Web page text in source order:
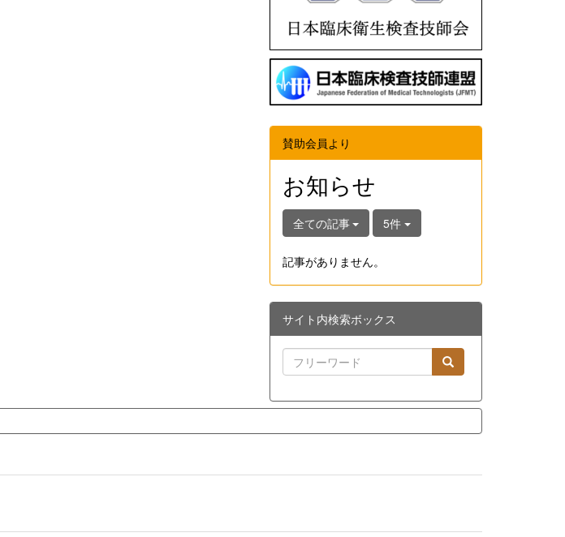
賛助会員より
お知らせ
全ての記事 5件
記事がありません。
サイト内検索ボックス